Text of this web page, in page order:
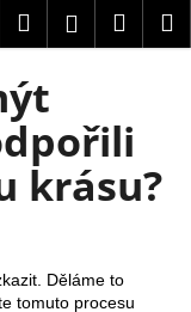
HledatPřihlášení
krásu?
Děláme to
tomuto procesu